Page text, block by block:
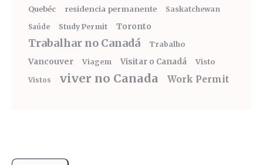
Quebéc residencia permanente Saskatchewan
Saúde Study Permit Toronto
Trabalhar no Canadá Trabalho
Vancouver Viagem Visitar o Canadá Visto
Vistos viver no Canada Work Permit